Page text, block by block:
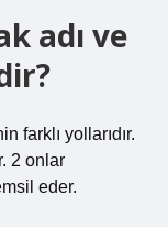
adı ve
farklı yollarıdır.
2 onlar
eder.